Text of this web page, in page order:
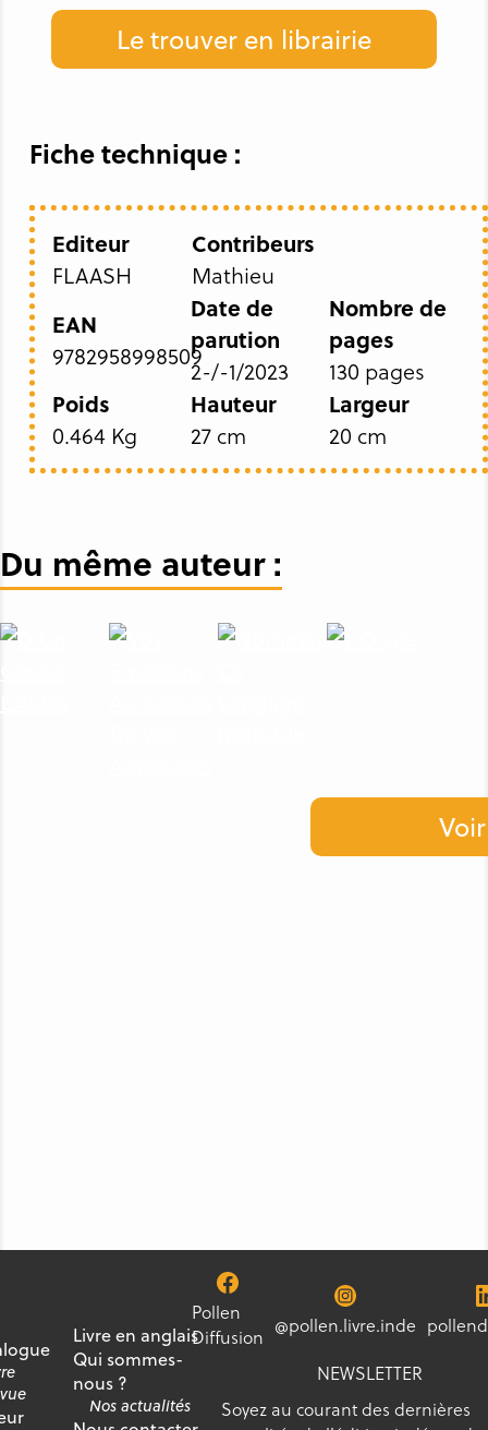
Le trouver en librairie
Fiche technique :
Editeur
FLAASH
Contribeurs
Mathieu
EAN
9782958998509
Date de
parution
2-/-1/2023
Nombre de
pages
130 pages
Poids
0.464 Kg
Hauteur
27 cm
Largeur
20 cm
Du même auteur :
Livre en anglais
Qui sommes-
nous ?
Nos actualités
Pollen
Diffusion @pollen.livre.inde
NEWSLETTER
Soyez au courant des dernières